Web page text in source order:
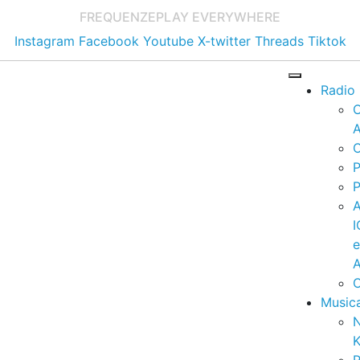
FREQUENZEPLAY EVERYWHERE
Instagram Facebook Youtube X-twitter Threads Tiktok
Radio
e